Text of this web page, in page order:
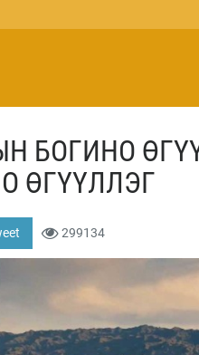
БОГИНО
ӨГҮҮЛЛЭГ
299134